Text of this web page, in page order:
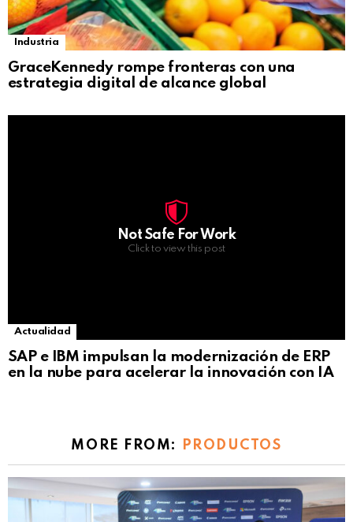
Industria
GraceKennedy rompe fronteras con una
estrategia digital de alcance global
Not Safe For Work
Click to view this post
Actualidad
SAP e IBM impulsan la modernización de ERP
en la nube para acelerar la innovación con IA
MORE FROM: PRODUCTOS